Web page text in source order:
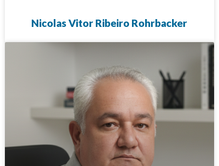
Nicolas Vitor Ribeiro Rohrbacker